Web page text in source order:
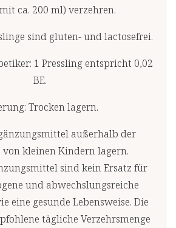
ca. 200 ml) verzehren.
sind gluten- und lactosefrei.
1 Pressling entspricht 0,02
BE.
Trocken lagern.
außerhalb der
von kleinen Kindern lagern.
sind kein Ersatz für
und abwechslungsreiche
eine gesunde Lebensweise. Die
tägliche Verzehrsmenge